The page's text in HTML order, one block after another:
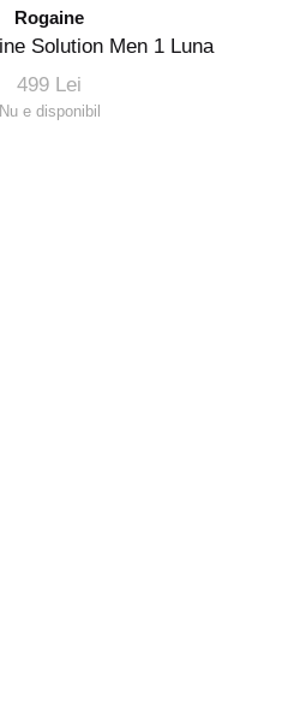
Rogaine
Solution Men 1 Luna
499 Lei
Nu e disponibil